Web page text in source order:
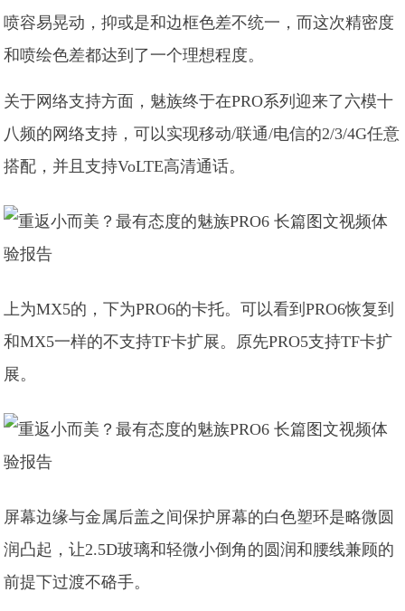
喷容易晃动，抑或是和边框色差不统一，而这次精密度
和喷绘色差都达到了一个理想程度。
关于网络支持方面，魅族终于在PRO系列迎来了六模十
八频的网络支持，可以实现移动/联通/电信的2/3/4G任意
搭配，并且支持VoLTE高清通话。
上为MX5的，下为PRO6的卡托。可以看到PRO6恢复到
和MX5一样的不支持TF卡扩展。原先PRO5支持TF卡扩
展。
屏幕边缘与金属后盖之间保护屏幕的白色塑环是略微圆
润凸起，让2.5D玻璃和轻微小倒角的圆润和腰线兼顾的
前提下过渡不硌手。